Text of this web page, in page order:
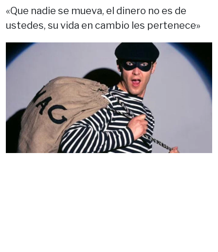
«Que nadie se mueva, el dinero no es de
ustedes, su vida en cambio les pertenece»